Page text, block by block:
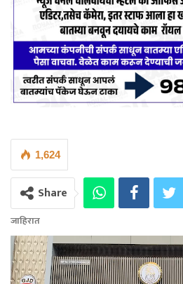
1,624
Share
जाहिरात
Video
Player